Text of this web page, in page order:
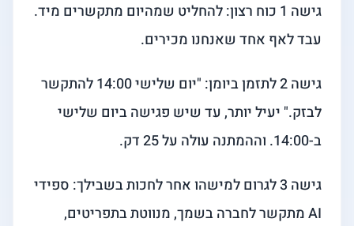
גישה 1 כוח רצון: להחליט שמהיום מתקשרים מיד.
עבד לאף אחד שאנחנו מכירים.
גישה 2 לתזמן ביומן: "יום שלישי 14:00 להתקשר
לבזק." יעיל יותר, עד שיש פגישה ביום שלישי
ב-14:00. וההמתנה עולה על 25 דק.
גישה 3 לגרום למישהו אחר לחכות בשבילך: ספידי
AI מתקשר לחברה בשמך, מנווטת בתפריטים,